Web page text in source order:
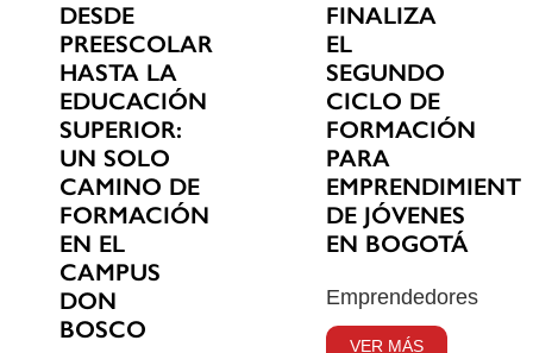
DESDE
PREESCOLAR
HASTA LA
EDUCACIÓN
SUPERIOR:
UN SOLO
CAMINO DE
FORMACIÓN
EN EL
CAMPUS
DON
BOSCO
FINALIZA
EL
SEGUNDO
CICLO DE
FORMACIÓN
PARA
DE JÓVENES
EN BOGOTÁ
Emprendedores
VER MÁS